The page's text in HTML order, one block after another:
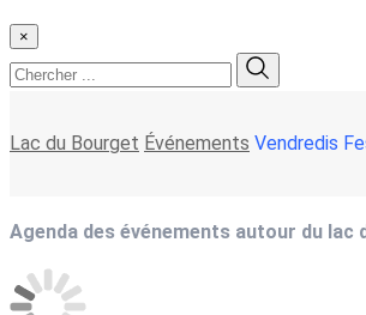
×
Lac du Bourget Événements Vendredis
Agenda des événements autour du lac